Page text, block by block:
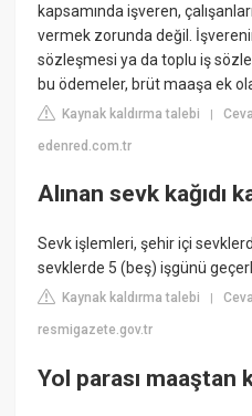
kapsamında işveren,
vermek zorunda değil.
sözleşmesi ya da toplu iş
bu ödemeler, brüt maaşa ek
Kaynak kaldırma talebi |
edenred.com.tr
Alınan sevk kağıdı
Sevk işlemleri, şehir içi
sevklerde 5 (beş) işgünü
Kaynak kaldırma talebi |
resmigazete.gov.tr
Yol parası maaştan